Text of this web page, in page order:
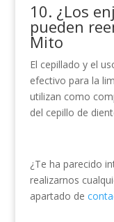
10. ¿Los
pueden
Mito
El cepillado y el
efectivo para la
utilizan como
del cepillo de
¿Te ha parecido
realizarnos
apartado de